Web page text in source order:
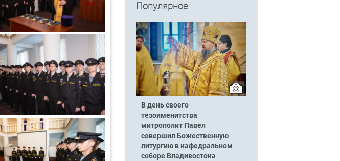
Популярное
В день своего
тезоименитства
митрополит Павел
совершил Божественную
литургию в кафедральном
соборе Владивостока